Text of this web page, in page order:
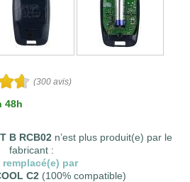
(300 avis)
48h
B RCB02n’est plus produit(e) par le
fabricant :
remplacé(e) par
C2(100% compatible)